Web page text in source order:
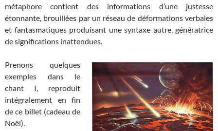
métaphore contient des informations d’une justesse
étonnante, brouillées par un réseau de déformations verbales
et fantasmatiques produisant une syntaxe autre, génératrice
de significations inattendues.
Prenons quelques
exemples dans le
chant I, reproduit
intégralement en fin
de ce billet (cadeau de
Noël).